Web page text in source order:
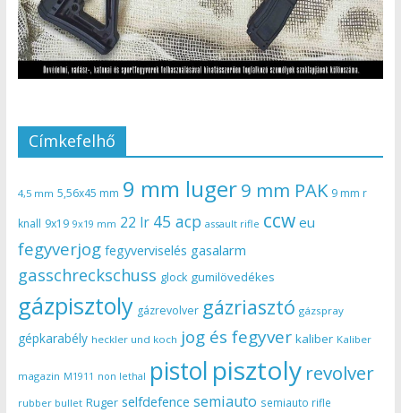
Címkefelhő
4,5 mm 5,56x45 mm 9 mm luger9 mm PAK 9 mm r
knall 9x19 9x19 mm 22 lr 45 acp assault rifle ccw eu
fegyverjog fegyverviselés gasalarm
gasschreckschuss glock gumilövedékes
gázpisztoly gázrevolver gázriasztó gázspray
gépkarabély heckler und koch jog és fegyver kaliber Kaliber
magazin M1911 non lethal pistol pisztoly revolver
rubber bullet Ruger selfdefence semiauto semiauto rifle